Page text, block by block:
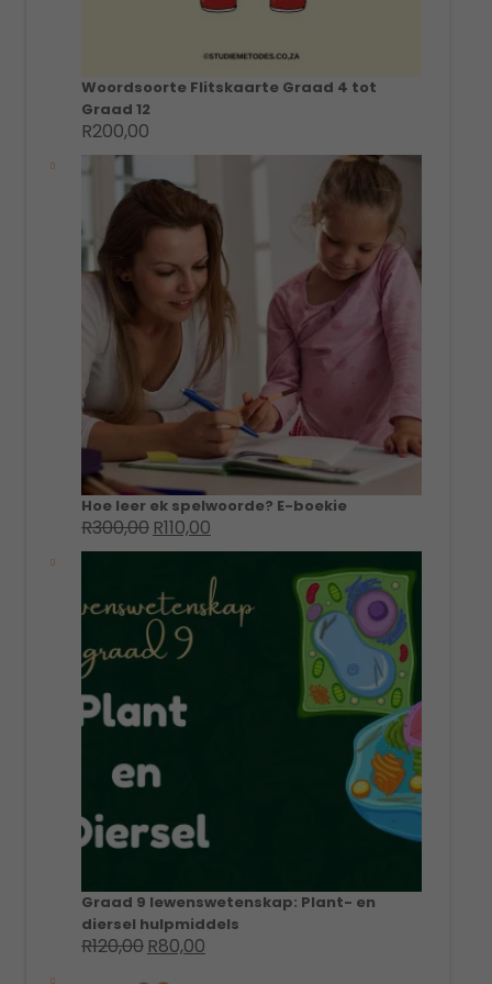
Woordsoorte Flitskaarte Graad 4 tot
Graad 12
R200,00
Hoe leer ek spelwoorde? E-boekie
R300,00 Original
price
R300,00.
R110,00
price
is:
R110,00.
Graad 9 lewenswetenskap: Plant- en
diersel hulpmiddels
R120,00 Original
R80,00